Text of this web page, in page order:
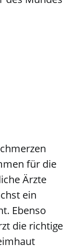
für die
Ärzte
ein
Ebenso
die richtige